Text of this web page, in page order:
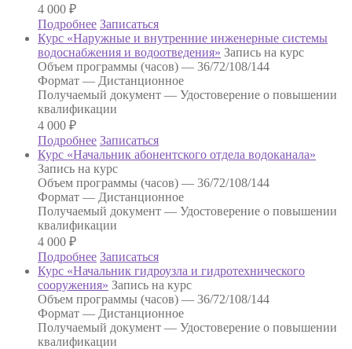
4 000 ₽
Подробнее Записаться
Курс «Наружные и внутренние инженерные системы
водоснабжения и водоотведения» Запись на курс
Объем программы (часов) — 36/72/108/144
Формат — Дистанционное
Получаемый документ — Удостоверение о повышении
квалификации
4 000 ₽
Подробнее Записаться
Курс «Начальник абонентского отдела водоканала»
Запись на курс
Объем программы (часов) — 36/72/108/144
Формат — Дистанционное
Получаемый документ — Удостоверение о повышении
квалификации
4 000 ₽
Подробнее Записаться
Курс «Начальник гидроузла и гидротехнического
сооружения» Запись на курс
Объем программы (часов) — 36/72/108/144
Формат — Дистанционное
Получаемый документ — Удостоверение о повышении
квалификации